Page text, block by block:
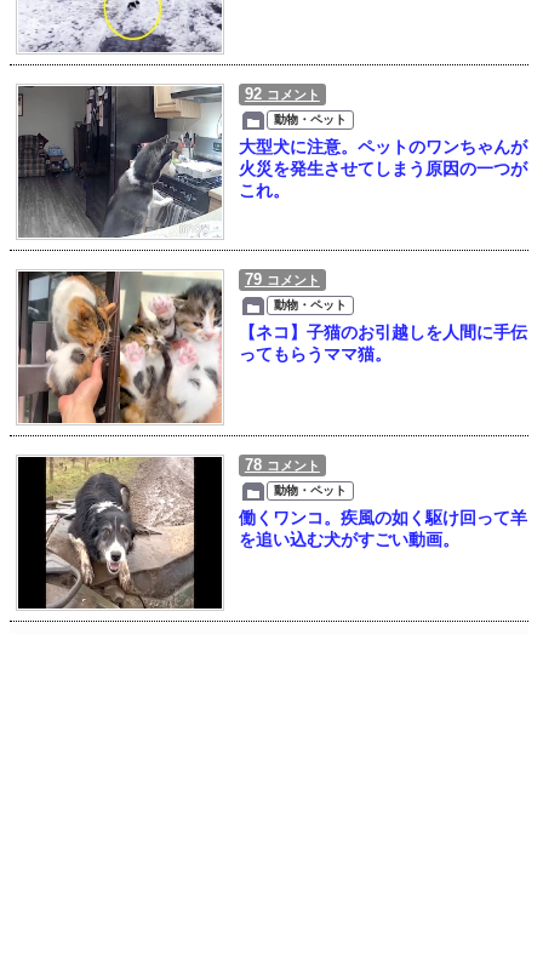
92 コメント
動物・ペット
大型犬に注意。ペットのワンちゃんが
火災を発生させてしまう原因の一つが
これ。
79 コメント
動物・ペット
【ネコ】子猫のお引越しを人間に手伝
ってもらうママ猫。
78 コメント
動物・ペット
働くワンコ。疾風の如く駆け回って羊
を追い込む犬がすごい動画。